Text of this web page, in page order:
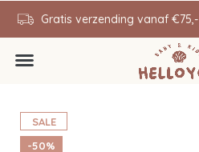
Gratis verzending vanaf €75,-
SALE
-50%